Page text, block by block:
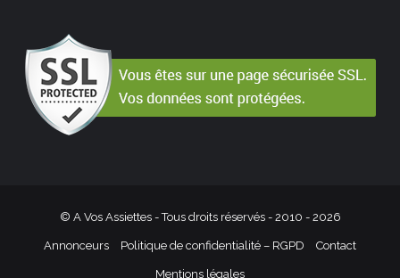
© A Vos Assiettes - Tous droits réservés - 2010 - 2026
Annonceurs Politique de confidentialité – RGPD Contact
Mentions légales